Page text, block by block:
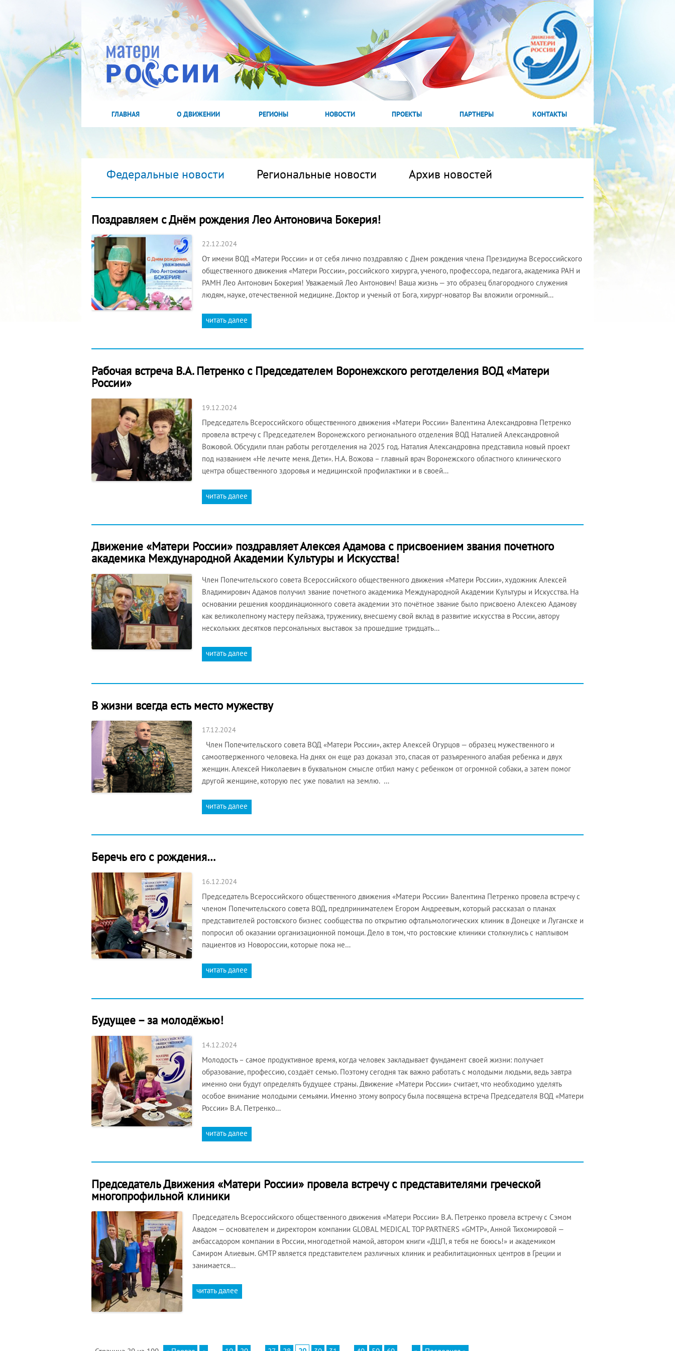
ГЛАВНАЯ О ДВИЖЕНИИ РЕГИОНЫ НОВОСТИ ПРОЕКТЫ ПАРТНЕРЫ КОНТАКТЫ
Федеральные новости Региональные новости Архив новостей
Поздравляем с Днём рождения Лео Антоновича Бокерия!
22.12.2024
От имени ВОД «Матери России» и от себя лично поздравляю с Днем рождения члена Президиума Всероссийского
общественного движения «Матери России», российского хирурга, ученого, профессора, педагога, академика РАН и
РАМН Лео Антонович Бокерия! Уважаемый Лео Антонович! Ваша жизнь — это образец благородного служения
людям, науке, отечественной медицине. Доктор и ученый от Бога, хирург-новатор Вы вложили огромный…
читать далее
Рабочая встреча В.А. Петренко с Председателем Воронежского реготделения ВОД «Матери
России»
19.12.2024
Председатель Всероссийского общественного движения «Матери России» Валентина Александровна Петренко
провела встречу с Председателем Воронежского регионального отделения ВОД Наталией Александровной
Вожовой. Обсудили план работы реготделения на 2025 год. Наталия Александровна представила новый проект
под названием «Не лечите меня. Дети». Н.А. Вожова – главный врач Воронежского областного клинического
центра общественного здоровья и медицинской профилактики и в своей…
читать далее
Движение «Матери России» поздравляет Алексея Адамова с присвоением звания почетного
академика Международной Академии Культуры и Искусства!
Член Попечительского совета Всероссийского общественного движения «Матери России», художник Алексей
Владимирович Адамов получил звание почетного академика Международной Академии Культуры и Искусства. На
основании решения координационного совета академии это почётное звание было присвоено Алексею Адамову
как великолепному мастеру пейзажа, труженику, внесшему свой вклад в развитие искусства в России, автору
нескольких десятков персональных выставок за прошедшие тридцать…
читать далее
В жизни всегда есть место мужеству
17.12.2024
Член Попечительского совета ВОД «Матери России», актер Алексей Огурцов — образец мужественного и
самоотверженного человека. На днях он еще раз доказал это, спасая от разъяренного алабая ребенка и двух
женщин. Алексей Николаевич в буквальном смысле отбил маму с ребенком от огромной собаки, а затем помог
другой женщине, которую пес уже повалил на землю. …
читать далее
Беречь его с рождения…
16.12.2024
Председатель Всероссийского общественного движения «Матери России» Валентина Петренко провела встречу с
членом Попечительского совета ВОД, предпринимателем Егором Андреевым, который рассказал о планах
представителей ростовского бизнес сообщества по открытию офтальмологических клиник в Донецке и Луганске и
попросил об оказании организационной помощи. Дело в том, что ростовские клиники столкнулись с наплывом
пациентов из Новороссии, которые пока не…
читать далее
Будущее – за молодёжью!
14.12.2024
Молодость – самое продуктивное время, когда человек закладывает фундамент своей жизни: получает
образование, профессию, создаёт семью. Поэтому сегодня так важно работать с молодыми людьми, ведь завтра
именно они будут определять будущее страны. Движение «Матери России» считает, что необходимо уделять
особое внимание молодыми семьями. Именно этому вопросу была посвящена встреча Председателя ВОД «Матери
России» В.А. Петренко…
читать далее
Председатель Движения «Матери России» провела встречу с представителями греческой
многопрофильной клиники
Председатель Всероссийского общественного движения «Матери России» В.А. Петренко провела встречу с Сэмом
Авадом — основателем и директором компании GLOBAL MEDICAL TOP PARTNERS «GMTP», Анной Тихомировой —
амбассадором компании в России, многодетной мамой, автором книги «ДЦП, я тебя не боюсь!» и академиком
Самиром Алиевым. GMTP является представителем различных клиник и реабилитационных центров в Греции и
занимается…
читать далее